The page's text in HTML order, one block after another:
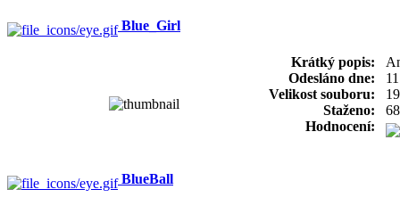
Blue_Girl
Krátký popis:
Odesláno dne:
Velikost souboru:
Staženo:
Hodnocení:
BlueBall